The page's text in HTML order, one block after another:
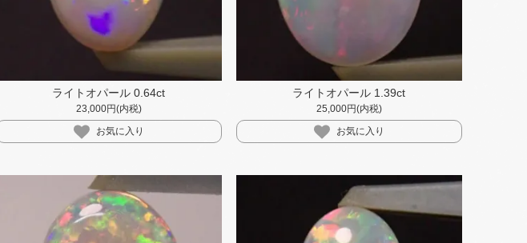
ライトオパール 0.64ct
23,000円(内税)
お気に入り
ライトオパール 1.39ct
25,000円(内税)
お気に入り